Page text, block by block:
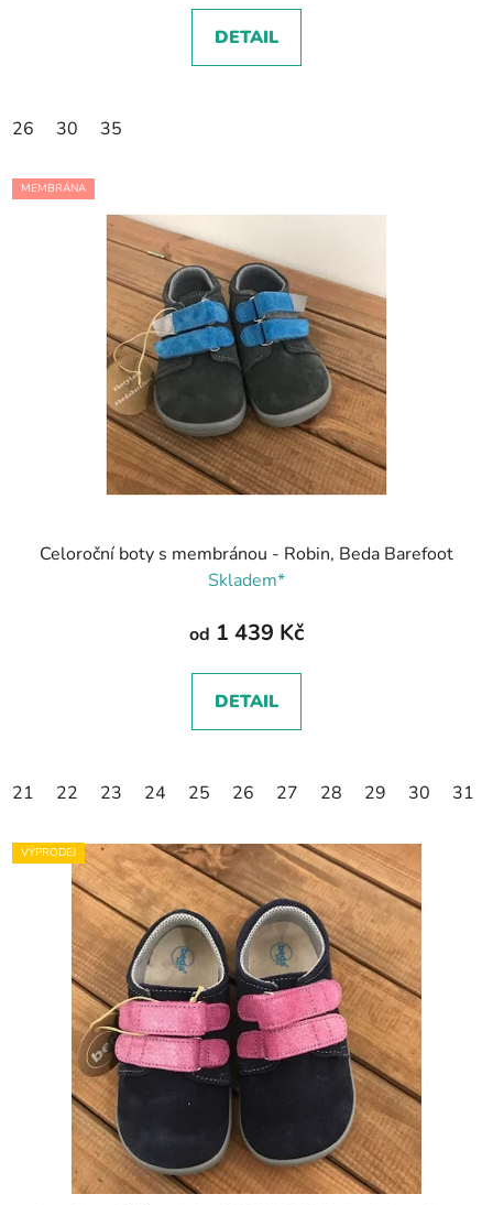
DETAIL
26 30 35
MEMBRÁNA
Celoroční boty s membránou - Robin, Beda Barefoot
Skladem*
od 1 439 Kč
DETAIL
21 22 23 24 25 26 27 28 29 30 31
VÝPRODEJ